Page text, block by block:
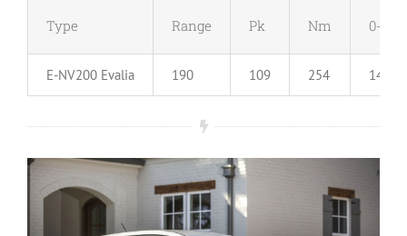
Type Range Pk Nm 0-100
E-NV200 Evalia 190 109 254 14 sec